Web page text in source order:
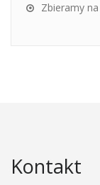
Zbieramy
Kontakt